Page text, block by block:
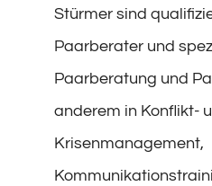
Stürmer sind
Paarberater und
Paarberatung und
anderem in Konflikt-
Krisenmanagement,